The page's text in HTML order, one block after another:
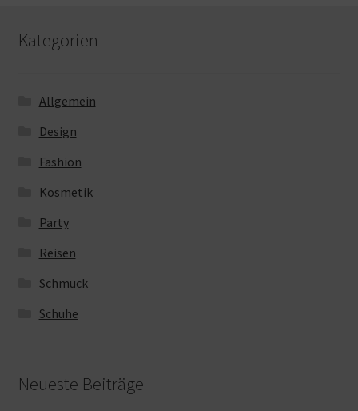
Kategorien
Allgemein
Design
Fashion
Kosmetik
Party
Reisen
Schmuck
Schuhe
Neueste Beiträge